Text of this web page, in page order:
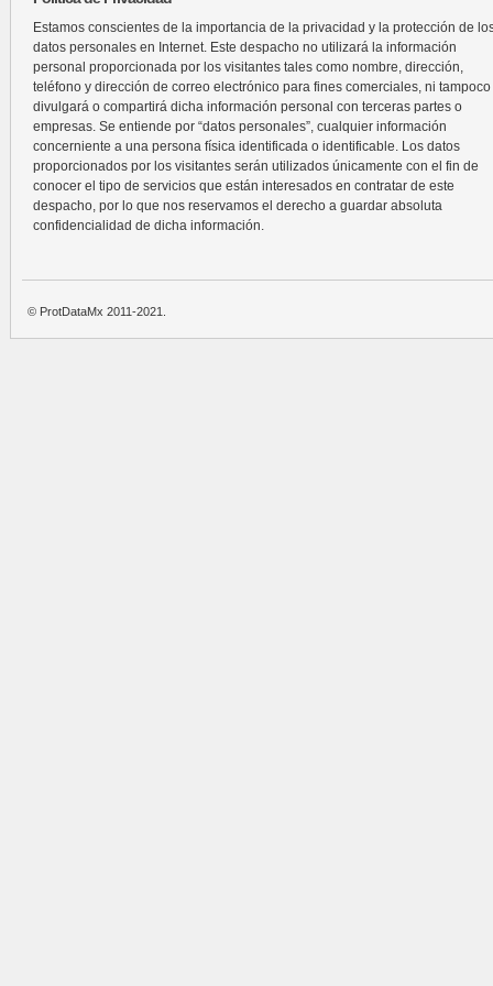
Estamos conscientes de la importancia de la privacidad y la protección de
datos personales en Internet. Este despacho no utilizará la información
personal proporcionada por los visitantes tales como nombre, dirección,
teléfono y dirección de correo electrónico para fines comerciales, ni tampoco
divulgará o compartirá dicha información personal con terceras partes o
empresas. Se entiende por “datos personales”, cualquier información
concerniente a una persona física identificada o identificable. Los datos
proporcionados por los visitantes serán utilizados únicamente con el fin de
conocer el tipo de servicios que están interesados en contratar de este
despacho, por lo que nos reservamos el derecho a guardar absoluta
confidencialidad de dicha información.
© ProtDataMx 2011-2021.